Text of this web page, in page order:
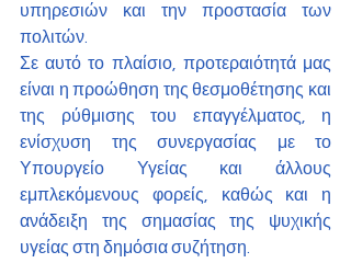
υπηρεσιών και την προστασία των
πολιτών.
Σε αυτό το πλαίσιο, προτεραιότητά μας
είναι η προώθηση της θεσμοθέτησης και
της ρύθμισης του επαγγέλματος, η
ενίσχυση της συνεργασίας με το
Υπουργείο Υγείας και άλλους
εμπλεκόμενους φορείς, καθώς και η
ανάδειξη της σημασίας της ψυχικής
υγείας στη δημόσια συζήτηση.